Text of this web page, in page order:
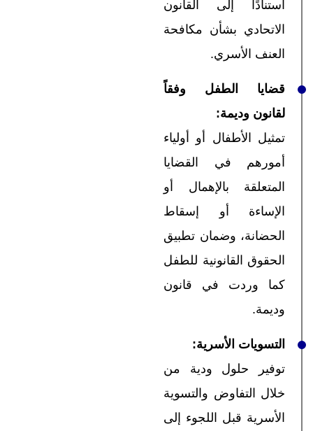
استنادًا إلى القانون
الاتحادي بشأن مكافحة
العنف الأسري.
قضايا الطفل وفقاً
لقانون وديمة:
تمثيل الأطفال أو أولياء
أمورهم في القضايا
المتعلقة بالإهمال أو
الإساءة أو إسقاط
الحضانة، وضمان تطبيق
الحقوق القانونية للطفل
كما وردت في قانون
وديمة.
التسويات الأسرية:
توفير حلول ودية من
خلال التفاوض والتسوية
الأسرية قبل اللجوء إلى